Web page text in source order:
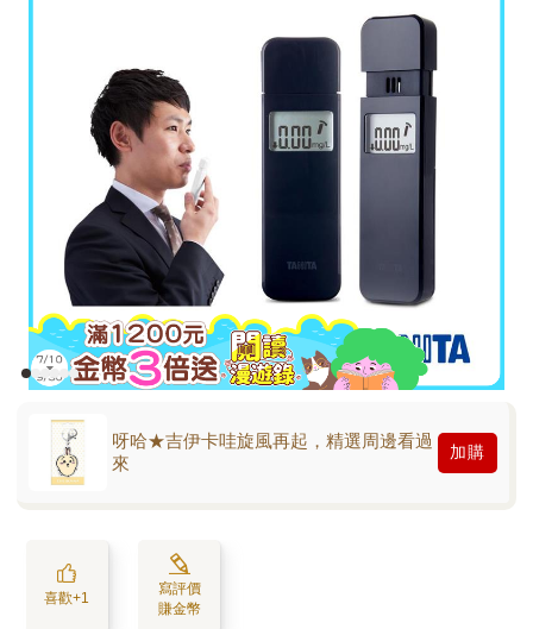
呀哈★吉伊卡哇旋風再起，精選周邊看過
來
加購
喜歡+1
寫評價
賺金幣